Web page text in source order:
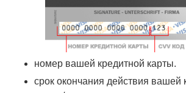
номер вашей кредитной карты.
cрок окончания действия вашей